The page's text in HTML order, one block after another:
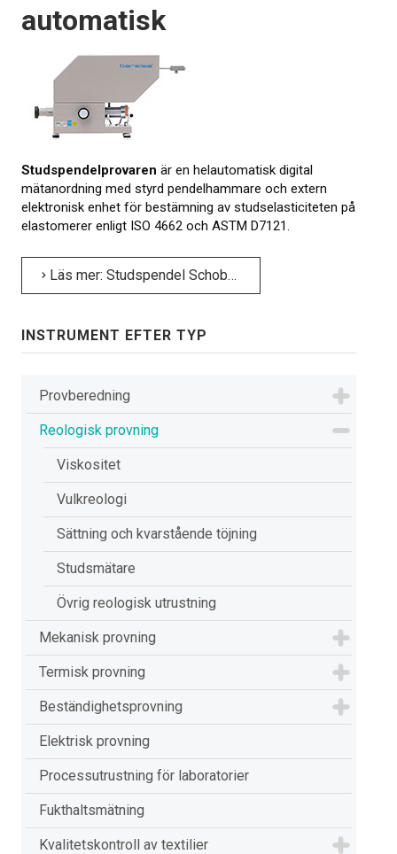
Litteratur om gummi och plast
Om provning
Om kalibrering
Utbildning
Elastocons museum
OM OSS
KONTAKT
automatisk
Studspendelprovaren är en helautomatisk digital
mätanordning med styrd pendelhammare och extern
elektronisk enhet för bestämning av studs­elasticiteten på
elastomerer enligt ISO 4662 och ASTM D7121.
Läs mer: Studspendel Schob automatisk
INSTRUMENT EFTER TYP
Provberedning
Reologisk provning
Viskositet
Vulkreologi
Sättning och kvarstående töjning
Studsmätare
Övrig reologisk utrustning
Mekanisk provning
Termisk provning
Beständighetsprovning
Elektrisk provning
Processutrustning för laboratorier
Fukthaltsmätning
Kvalitetskontroll av textilier